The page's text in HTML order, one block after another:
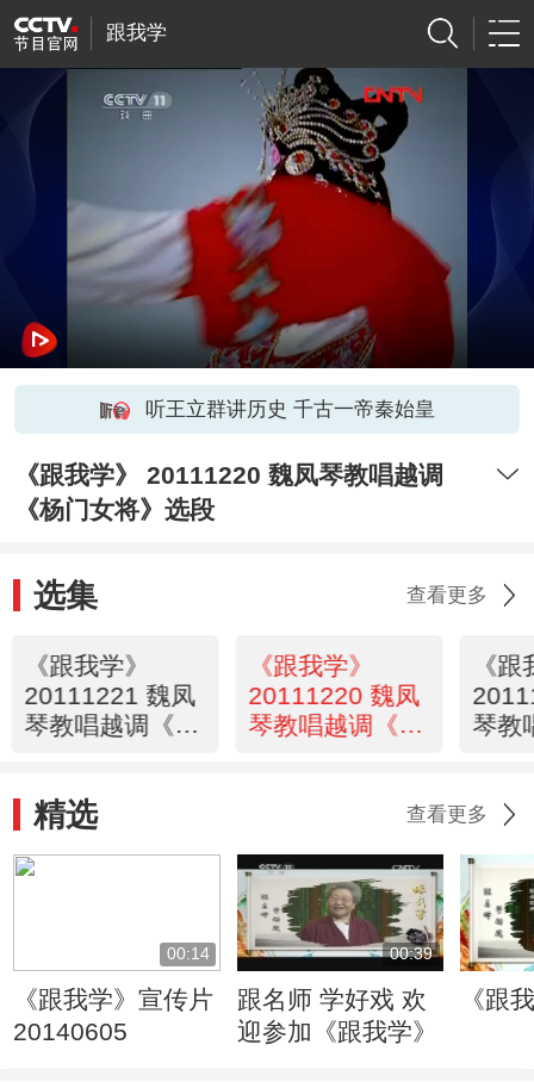
跟我学
听王立群讲历史 千古一帝秦始皇
《跟我学》 20111220 魏凤琴教唱越调
《杨门女将》选段
选集 查看更多
《跟我学》
20111221 魏凤
琴教唱越调《杨
《跟我学》
20111220 魏凤
琴教唱越调《杨
《
琴教
精选 查看更多
00:14
《跟我学》宣传片
20140605
00:39
跟名师 学好戏 欢
迎参加《跟我学》
《跟